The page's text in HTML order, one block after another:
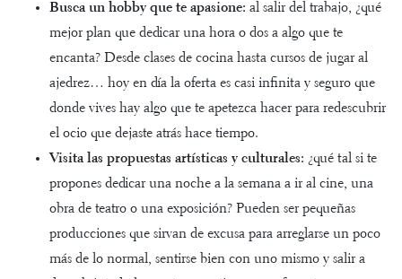
Busca un hobby que te apasione: al salir del trabajo, ¿qué
mejor plan que dedicar una hora o dos a algo que te
encanta? Desde clases de cocina hasta cursos de jugar al
ajedrez… hoy en día la oferta es casi infinita y seguro que
donde vives hay algo que te apetezca hacer para redescubrir
el ocio que dejaste atrás hace tiempo.
Visita las propuestas artísticas y culturales: ¿qué tal si te
propones dedicar una noche a la semana a ir al cine, una
obra de teatro o una exposición? Pueden ser pequeñas
producciones que sirvan de excusa para arreglarse un poco
más de lo normal, sentirse bien con uno mismo y salir a